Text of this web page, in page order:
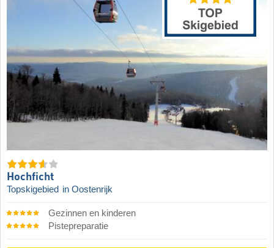
Hochficht
Topskigebied in Oostenrijk
Gezinnen en kinderen
Pistepreparatie